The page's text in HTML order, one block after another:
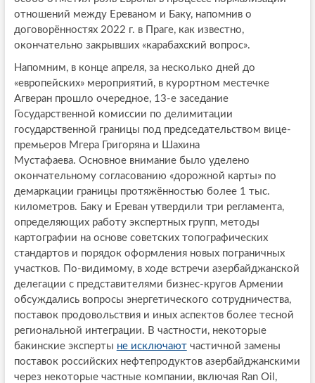
отношений между Ереваном и Баку, напомнив о
договорённостях 2022 г. в Праге, как известно,
окончательно закрывших «карабахский вопрос».
Напомним, в конце апреля, за несколько дней до
«европейских» мероприятий, в курортном местечке
Агверан прошло очередное, 13-е заседание
Государственной комиссии по делимитации
государственной границы под председательством вице-
премьеров Мгера Григоряна и Шахина
Мустафаева. Основное внимание было уделено
окончательному согласованию «дорожной карты» по
демаркации границы протяжённостью более 1 тыс.
километров. Баку и Ереван утвердили три регламента,
определяющих работу экспертных групп, методы
картографии на основе советских топографических
стандартов и порядок оформления новых пограничных
участков. По-видимому, в ходе встречи азербайджанской
делегации с представителями бизнес-кругов Армении
обсуждались вопросы энергетического сотрудничества,
поставок продовольствия и иных аспектов более тесной
региональной интеграции. В частности, некоторые
бакинские эксперты не исключаютчастичной замены
поставок российских нефтепродуктов азербайджанскими
через некоторые частные компании, включая Ran Oil,